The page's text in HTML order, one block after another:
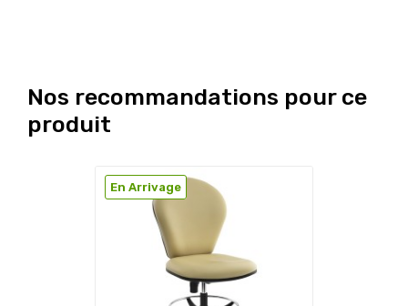
Nos recommandations pour ce
produit
En Arrivage